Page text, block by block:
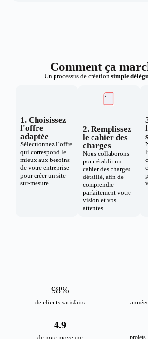
Comment ça
Un processus de création simple
1. Choisissez
l'offre
adaptée
Sélectionnez l’offre
qui correspond le
mieux aux besoins
de votre entreprise
pour créer un site
sur-mesure.
2. Remplissez
le cahier des
charges
Nous collaborons
pour établir un
cahier des charges
détaillé, afin de
comprendre
parfaitement votre
vision et vos
attentes.
de clients satisfaits
98%
de note moyenne
4.9
projets